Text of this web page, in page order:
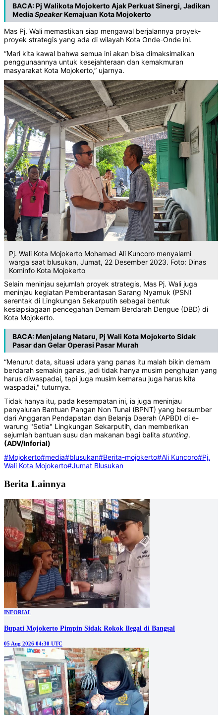
BACA:Pj Walikota Mojokerto Ajak Perkuat Sinergi, Jadikan
MediaSpeakerKemajuan Kota Mojokerto
Mas Pj. Wali memastikan siap mengawal berjalannya proyek-
proyek strategis yang ada di wilayah Kota Onde-Onde ini.
“Mari kita kawal bahwa semua ini akan bisa dimaksimalkan
penggunaannya untuk kesejahteraan dan kemakmuran
masyarakat Kota Mojokerto,” ujarnya.
Pj. Wali Kota Mojokerto Mohamad Ali Kuncoro menyalami
warga saat blusukan, Jumat, 22 Desember 2023. Foto: Dinas
Kominfo Kota Mojokerto
Selain meninjau sejumlah proyek strategis, Mas Pj. Wali juga
meninjau kegiatan Pemberantasan Sarang Nyamuk (PSN)
serentak di Lingkungan Sekarputih sebagai bentuk
kesiapsiagaan pencegahan Demam Berdarah Dengue (DBD) di
Kota Mojokerto.
BACA:Menjelang Nataru, Pj Wali Kota Mojokerto Sidak
Pasar dan Gelar Operasi Pasar Murah
“Menurut data, situasi udara yang panas itu malah bikin demam
berdarah semakin ganas, jadi tidak hanya musim penghujan yang
harus diwaspadai, tapi juga musim kemarau juga harus kita
waspadai," tuturnya.
Tidak hanya itu, pada kesempatan ini, ia juga meninjau
penyaluran Bantuan Pangan Non Tunai (BPNT) yang bersumber
dari Anggaran Pendapatan dan Belanja Daerah (APBD) di e-
warung "Setia" Lingkungan Sekarputih, dan memberikan
sejumlah bantuan susu dan makanan bagi balita stunting.
(ADV/Inforial)
#Mojokerto#media#blusukan#Berita-mojokerto#Ali Kuncoro#Pj.
Wali Kota Mojokerto#Jumat Blusukan
Berita Lainnya
INFORIAL
Bupati Mojokerto Pimpin Sidak Rokok Ilegal di Bangsal
05 Aug 2026 04:30 UTC